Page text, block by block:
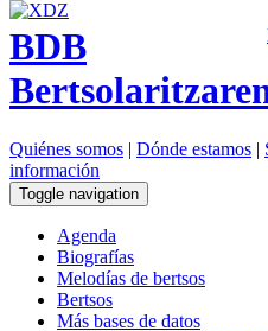
BDB
Quiénes somos | Dónde estamos |
información
Toggle navigation
Agenda
Biografías
Melodías de bertsos
Bertsos
Más bases de datos